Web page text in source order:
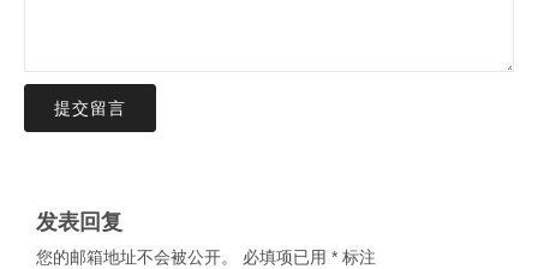
提交留言
发表回复
您的邮箱地址不会被公开。 必填项已用 * 标注